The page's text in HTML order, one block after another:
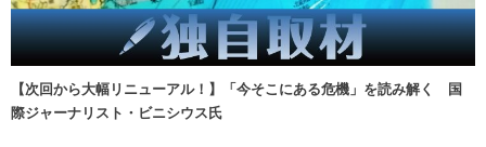
【次回から大幅リニューアル！】「今そこにある危機」を読み解く 国
際ジャーナリスト・ビニシウス氏